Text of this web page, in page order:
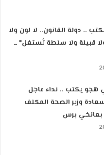
.. دولة القانون.. لا لون ولا
قبيلة ولا سلطة تُستغل* ــ
هجو يكتب .. نداء عاجل
وزير الصحة المكلف
بعانخي برس